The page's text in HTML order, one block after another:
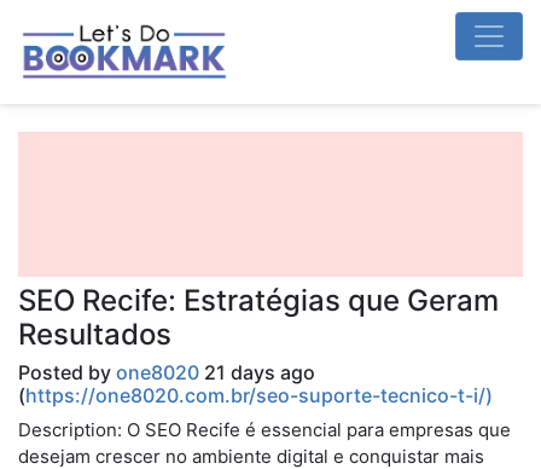
SEO Recife: Estratégias que Geram
Resultados
Posted by one8020 21 days ago
(https://one8020.com.br/seo-suporte-tecnico-t-i/)
Description: O SEO Recife é essencial para empresas que
desejam crescer no ambiente digital e conquistar mais